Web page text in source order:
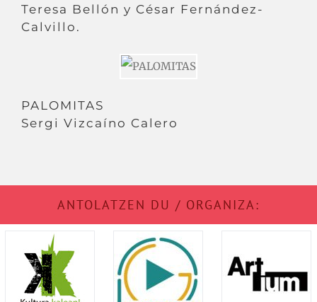
Teresa Bellón y César Fernández-
Calvillo.
PALOMITAS
Sergi Vizcaíno Calero
ANTOLATZEN DU / ORGANIZA: